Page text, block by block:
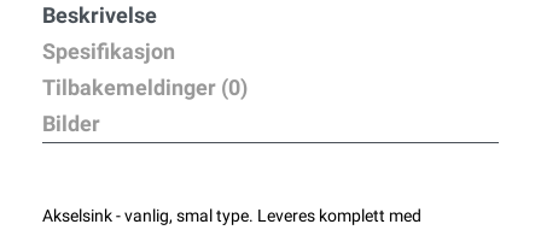
Beskrivelse
Spesifikasjon
Tilbakemeldinger (0)
Bilder
Akselsink - vanlig, smal type. Leveres komplett med